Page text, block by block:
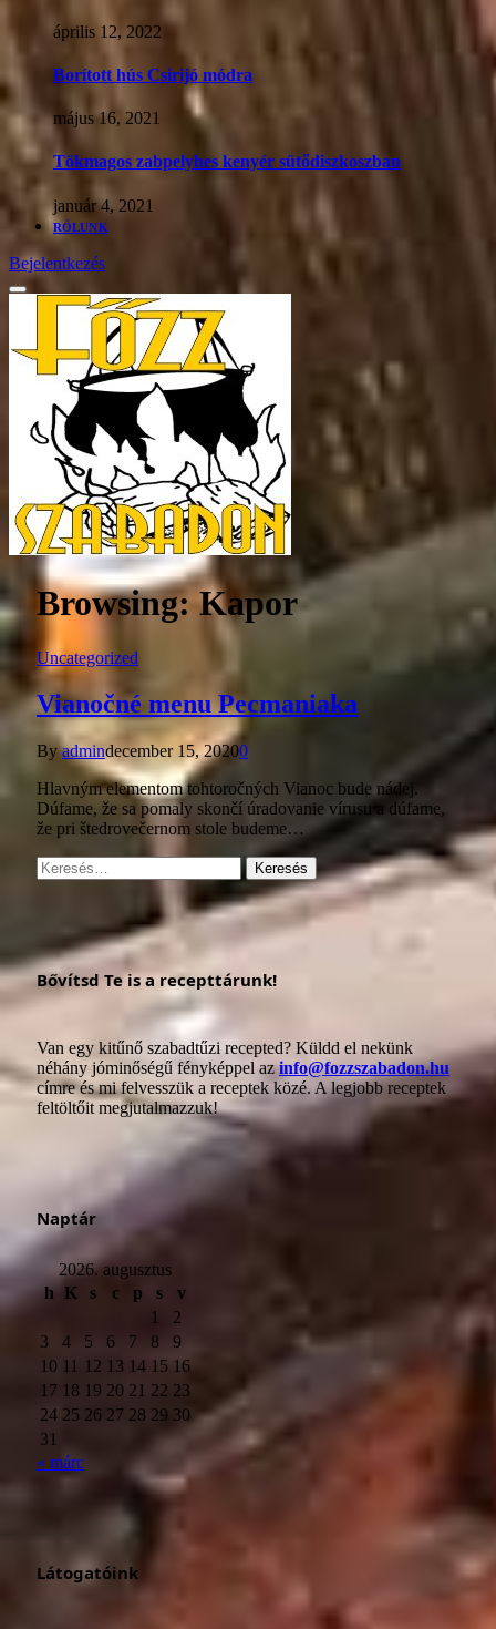
április 12, 2022
Borított hús Csirijó módra
május 16, 2021
Tökmagos zabpelyhes kenyér sütődiszkoszban
január 4, 2021
RÓLUNK
Bejelentkezés
Browsing:Kapor
Uncategorized
Vianočné menu Pecmaniaka
By admindecember 15, 20200
Hlavným elementom tohtoročných Vianoc bude nádej.
Dúfame, že sa pomaly skončí úradovanie vírusu a dúfame,
že pri štedrovečernom stole budeme…
Keresés:
Bővítsd Te is a recepttárunk!
Van egy kitűnő szabadtűzi recepted? Küldd el nekünk
néhány jóminőségű fényképpel azinfo@fozzszabadon.hu
címre és mi felvesszük a receptek közé. A legjobb receptek
feltöltőit megjutalmazzuk!
Naptár
2026. augusztus
h K s c p s
v
1
2
3
4 5 6 7 8
9
10 11 12 13 14 15 16
17 18 19 20 21 22 23
24 25 26 27 28 29 30
31
« márc
Látogatóink